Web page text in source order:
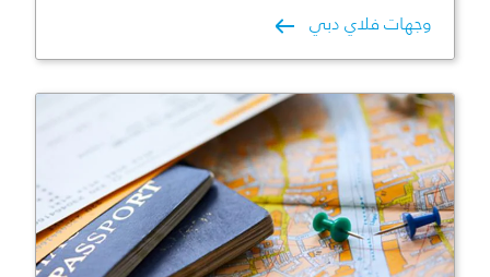
وجهات فلاي دبي